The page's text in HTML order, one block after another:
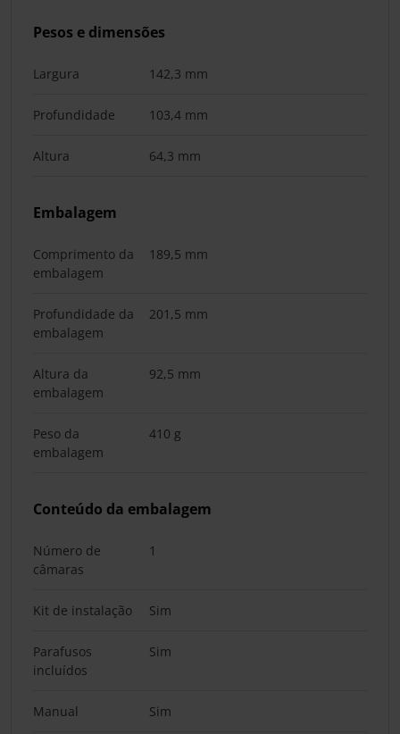
Pesos e dimensões
Largura 142,3 mm
Profundidade 103,4 mm
Altura 64,3 mm
Embalagem
Comprimento da
embalagem
189,5 mm
Profundidade da
embalagem
201,5 mm
Altura da
embalagem
92,5 mm
Peso da
embalagem
410 g
Conteúdo da embalagem
Número de
câmaras
1
Kit de instalação Sim
Parafusos
incluídos
Sim
Manual Sim